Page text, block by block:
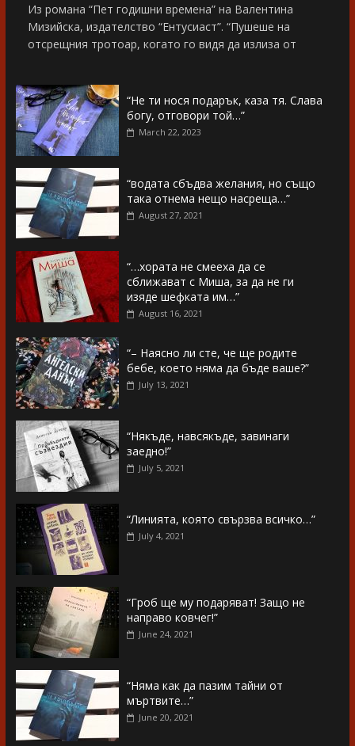
Из романа “Пет годишни времена” на Валентина
Мизийска, издателство “Ентусиаст”. “Пушеше на
отсрещния тротоар, когато го видя да излиза от
“Не ти нося подарък, каза тя. Слава
богу, отговори той…”
March 22, 2023
“водата сбъдва желания, но също
така отнема нещо насреща…”
August 27, 2021
“…хората не смееха да се
сближават с Миша, за да не ги
изяде шефката им…”
August 16, 2021
“– Наясно ли сте, че ще родите
бебе, което няма да бъде ваше?”
July 13, 2021
“Някъде, навсякъде, завинаги
заедно!”
July 5, 2021
“Линията, която свързва всичко…”
July 4, 2021
“Гроб ще му подаряват! Защо не
направо ковчег!”
June 24, 2021
“Няма как да пазим тайни от
мъртвите…”
June 20, 2021